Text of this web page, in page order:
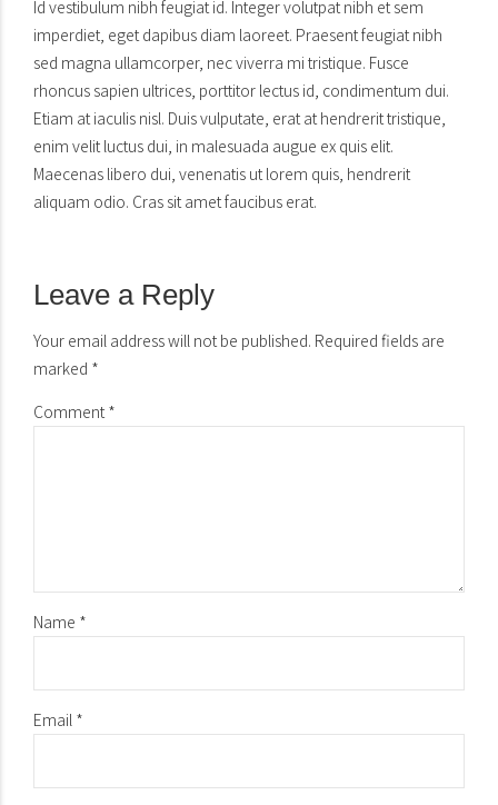
Id vestibulum nibh feugiat id. Integer volutpat nibh et sem
imperdiet, eget dapibus diam laoreet. Praesent feugiat nibh
sed magna ullamcorper, nec viverra mi tristique. Fusce
rhoncus sapien ultrices, porttitor lectus id, condimentum dui.
Etiam at iaculis nisl. Duis vulputate, erat at hendrerit tristique,
enim velit luctus dui, in malesuada augue ex quis elit.
Maecenas libero dui, venenatis ut lorem quis, hendrerit
aliquam odio. Cras sit amet faucibus erat.
Leave a Reply
Your email address will not be published. Required fields are
marked *
Comment*
Name *
Email *